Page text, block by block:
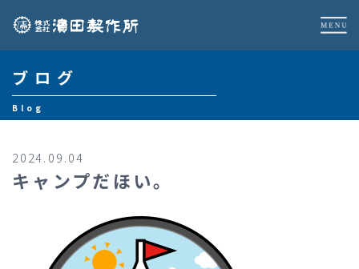
ブログ
Blog
2024.09.04
キャンプだほい。